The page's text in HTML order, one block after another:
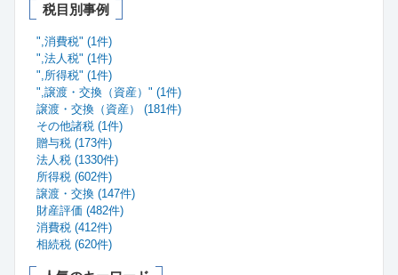
税目別事例
",消費税" (1件)
",法人税" (1件)
",所得税" (1件)
",譲渡・交換（資産）" (1件)
譲渡・交換（資産） (181件)
その他諸税 (1件)
贈与税 (173件)
法人税 (1330件)
所得税 (602件)
譲渡・交換 (147件)
財産評価 (482件)
消費税 (412件)
相続税 (620件)